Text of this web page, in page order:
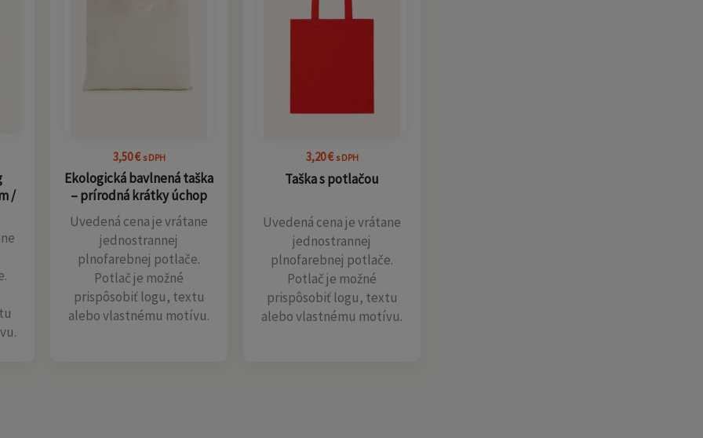
/
3,50€ s DPH
Ekologická bavlnená taška
– prírodná krátky úchop
Uvedená cena je vrátane
jednostrannej
plnofarebnej potlače.
Potlač je možné
prispôsobiť logu, textu
alebo vlastnému motívu.
3,20€ s DPH
Taška s potlačou
Uvedená cena je vrátane
jednostrannej
plnofarebnej potlače.
Potlač je možné
prispôsobiť logu, textu
alebo vlastnému motívu.